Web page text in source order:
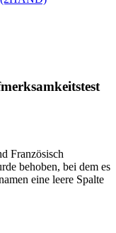
Französisch
behoben, bei dem es
eine leere Spalte